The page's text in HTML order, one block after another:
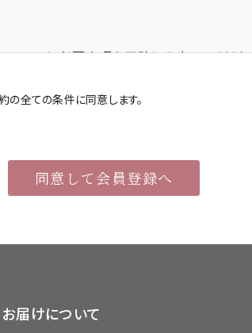
ームに必要事項を正確に入力してくだ
等、会員本人が責任をもって管理してくだ
人の意思表示とみなし、そのために生じ
は一切責任を負いません。また、変更登
の全ての条件に同意します。
同意して会員登録へ
お届けについて